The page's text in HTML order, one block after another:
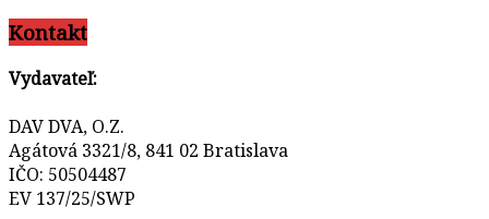
Kontakt
Vydavateľ:
DAV DVA, O.Z.
Agátová 3321/8, 841 02 Bratislava
IČO: 50504487
EV 137/25/SWP